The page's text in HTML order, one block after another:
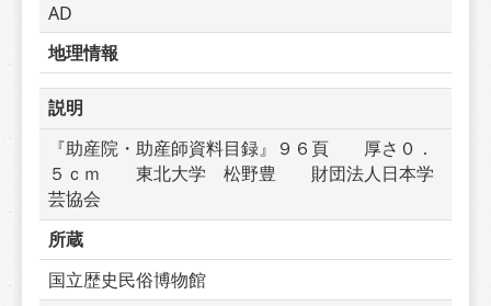
AD
地理情報
説明
『助産院・助産師資料目録』９６頁　　厚さ０．
５ｃｍ　　東北大学　松野豊　　財団法人日本学
芸協会
所蔵
国立歴史民俗博物館